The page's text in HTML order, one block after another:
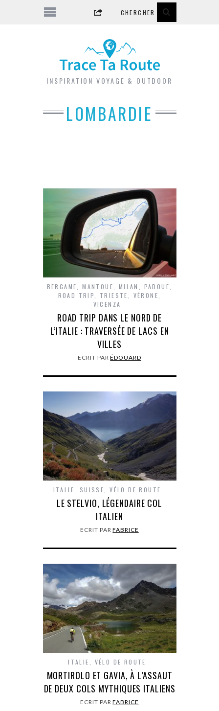
INSPIRATION VOYAGE & OUTDOOR
LOMBARDIE
BERGAME ,MANTOUE MILAN PADOUE
ROAD TRIP
TRIESTE VÉRONE
VICENZA
ROAD TRIP DANS LE NORD DE
L’ITALIE : TRAVERSÉE DE LACS EN
VILLES
ECRIT PARÉDOUARD
ITALIE SUISSE ,VÉLO DE ROUTE
LE STELVIO, LÉGENDAIRE COL
ITALIEN
ECRIT PARFABRICE
ITALIE VÉLO DE ROUTE
MORTIROLO ET GAVIA, À L’ASSAUT
DE DEUX COLS MYTHIQUES ITALIENS
ECRIT PARFABRICE